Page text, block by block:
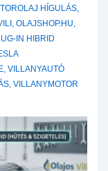
HÍGULÁS,
, OLAJSHOP.HU,
IN HIBRID
, VILLANYAUTÓ
, VILLANYMOTOR